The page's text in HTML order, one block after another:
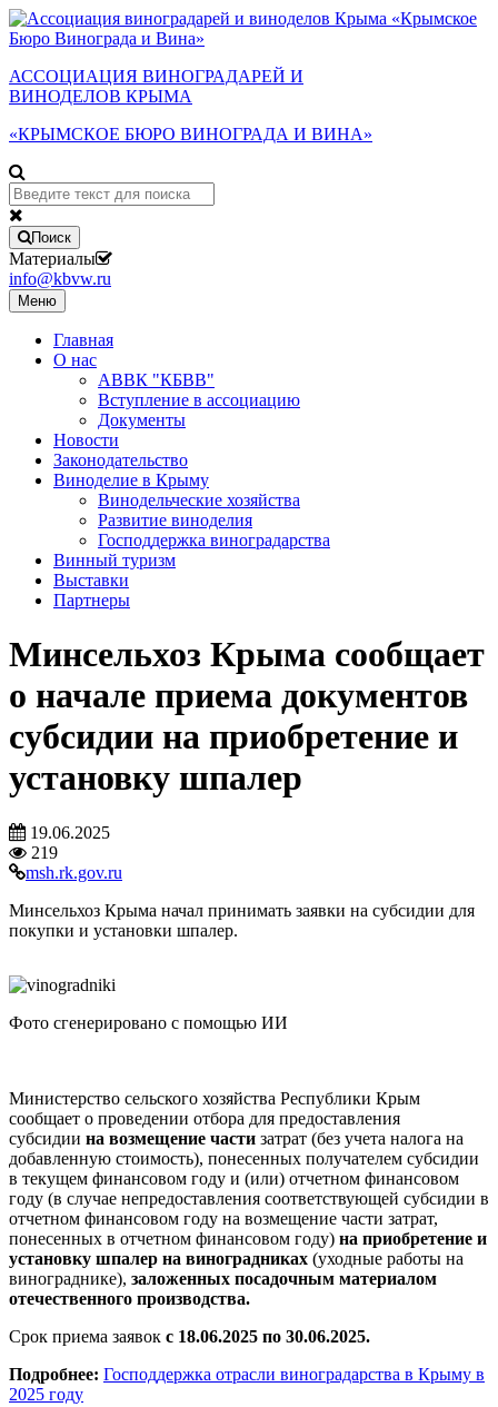
АССОЦИАЦИЯ ВИНОГРАДАРЕЙ И
ВИНОДЕЛОВ КРЫМА
«КРЫМСКОЕ БЮРО ВИНОГРАДА И ВИНА»
Поиск
Материалы
info@kbvw.ru
Меню
Главная
О нас
АВВК "КБВВ"
Вступление в ассоциацию
Документы
Новости
Законодательство
Виноделие в Крыму
Винодельческие хозяйства
Развитие виноделия
Господдержка виноградарства
Винный туризм
Выставки
Партнеры
Минсельхоз Крыма сообщает
о начале приема документов
субсидии на приобретение и
установку шпалер
19.06.2025
219
msh.rk.gov.ru
Минсельхоз Крыма начал принимать заявки на субсидии для
покупки и установки шпалер.
Фото сгенерировано с помощью ИИ
Министерство сельского хозяйства Республики Крым
сообщает о проведении отбора для предоставления
субсидии на возмещение части затрат (без учета налога на
добавленную стоимость), понесенных получателем субсидии
в текущем финансовом году и (или) отчетном финансовом
году (в случае непредоставления соответствующей субсидии в
отчетном финансовом году на возмещение части затрат,
понесенных в отчетном финансовом году) на приобретение и
установку шпалер на виноградниках (уходные работы на
винограднике), заложенных посадочным материалом
отечественного производства.
Срок приема заявок с 18.06.2025 по 30.06.2025.
Подробнее: Господдержка отрасли виноградарства в Крыму в
2025 году